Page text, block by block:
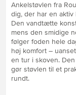
Ankelstøvlen fra
dig, der har en
Den vandtætte
mens den smidige
følger foden hele
høj komfort –
en tur i skoven.
gør støvlen til et
rundt.